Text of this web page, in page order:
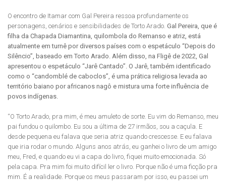
O encontro de Itamar com Gal Pereira ressoa profundamente os
personagens, cenários e sensibilidades de Torto Arado. Gal Pereira, que é
filha da Chapada Diamantina, quilombola do Remanso e atriz, está
atualmente em turnê por diversos países com o espetáculo “Depois do
Silêncio”, baseado em Torto Arado. Além disso, na Fligê de 2022, Gal
apresentou o espetáculo “Jarê Cantado”. O Jarê, também identificado
como o “candomblé de caboclos”, é uma prática religiosa levada ao
território baiano por africanos nagô e mistura uma forte influência de
povos indígenas.
“O Torto Arado, pra mim, é meu amuleto de sorte. Eu vim do Remanso, meu
pai fundou o quilombo. Eu sou a última de 27 irmãos, sou a caçula. E
desde pequena eu falava que seria atriz quando crescesse. E eu falava
que iria rodar o mundo. Alguns anos atrás, eu ganhei o livro de um amigo
meu, Fred, e quando eu vi a capa do livro, fiquei muito emocionada. Só
pela capa. Pra mim foi muito difícil ler o livro. Porque não é uma ficção pra
mim. É a realidade. Porque os meus passaram por isso, eu passei um